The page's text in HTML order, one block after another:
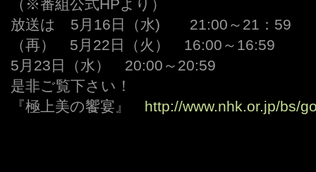
（※番組公式HPより）
放送は 5月16日（水) 21:00～21：59
（再） 5月22日（火） 16:00～16:59
5月23日（水） 20:00～20:59
是非ご覧下さい！
『極上美の饗宴』 http://www.nhk.or.jp/bs/